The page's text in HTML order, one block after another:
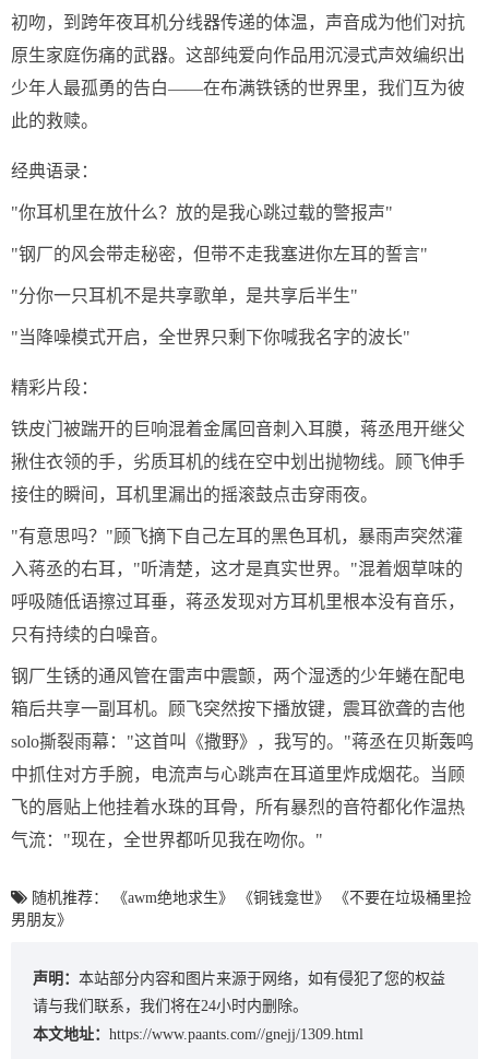
初吻，到跨年夜耳机分线器传递的体温，声音成为他们对抗
原生家庭伤痛的武器。这部纯爱向作品用沉浸式声效编织出
少年人最孤勇的告白——在布满铁锈的世界里，我们互为彼
此的救赎。
经典语录：
"你耳机里在放什么？放的是我心跳过载的警报声"
"钢厂的风会带走秘密，但带不走我塞进你左耳的誓言"
"分你一只耳机不是共享歌单，是共享后半生"
"当降噪模式开启，全世界只剩下你喊我名字的波长"
精彩片段：
铁皮门被踹开的巨响混着金属回音刺入耳膜，蒋丞甩开继父
揪住衣领的手，劣质耳机的线在空中划出抛物线。顾飞伸手
接住的瞬间，耳机里漏出的摇滚鼓点击穿雨夜。
"有意思吗？"顾飞摘下自己左耳的黑色耳机，暴雨声突然灌
入蒋丞的右耳，"听清楚，这才是真实世界。"混着烟草味的
呼吸随低语擦过耳垂，蒋丞发现对方耳机里根本没有音乐，
只有持续的白噪音。
钢厂生锈的通风管在雷声中震颤，两个湿透的少年蜷在配电
箱后共享一副耳机。顾飞突然按下播放键，震耳欲聋的吉他
solo撕裂雨幕："这首叫《撒野》，我写的。"蒋丞在贝斯轰鸣
中抓住对方手腕，电流声与心跳声在耳道里炸成烟花。当顾
飞的唇贴上他挂着水珠的耳骨，所有暴烈的音符都化作温热
气流："现在，全世界都听见我在吻你。"
随机推荐： 《awm绝地求生》 《铜钱龛世》
《不要在垃圾桶里捡
男朋友》
声明： 本站部分内容和图片来源于网络，如有侵犯了您的权益
请与我们联系，我们将在24小时内删除。
本文地址： https://www.paants.com//gnejj/1309.html